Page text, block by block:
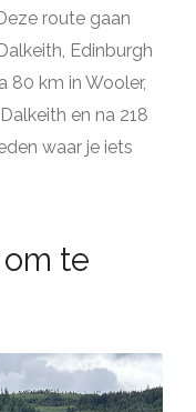
route gaan
Edinburgh
80 km in Wooler,
en na 218
waar je iets
te